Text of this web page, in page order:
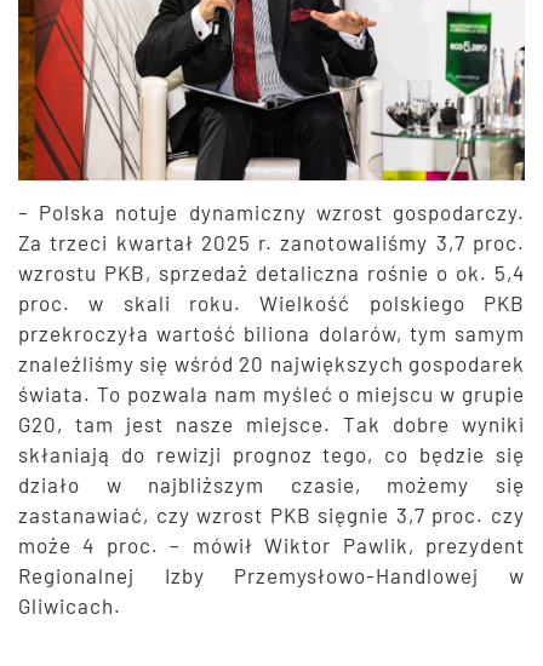
– Polska notuje dynamiczny wzrost gospodarczy.
Za trzeci kwartał 2025 r. zanotowaliśmy 3,7 proc.
wzrostu PKB, sprzedaż detaliczna rośnie o ok. 5,4
proc. w skali roku. Wielkość polskiego PKB
przekroczyła wartość biliona dolarów, tym samym
znaleźliśmy się wśród 20 największych gospodarek
świata. To pozwala nam myśleć o miejscu w grupie
G20, tam jest nasze miejsce. Tak dobre wyniki
skłaniają do rewizji prognoz tego, co będzie się
działo w najbliższym czasie, możemy się
zastanawiać, czy wzrost PKB sięgnie 3,7 proc. czy
może 4 proc. – mówił Wiktor Pawlik, prezydent
Regionalnej Izby Przemysłowo-Handlowej w
Gliwicach.